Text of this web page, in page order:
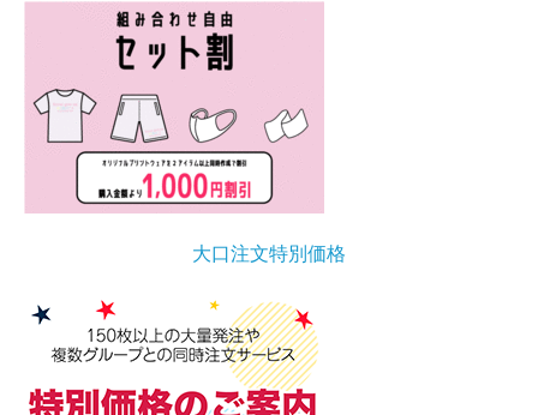
大口注文特別価格